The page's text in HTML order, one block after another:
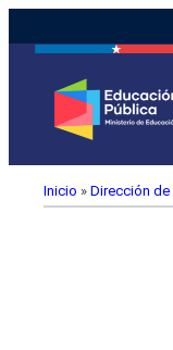
Inicio » Dirección de